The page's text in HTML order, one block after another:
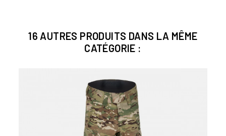
16 AUTRES PRODUITS DANS LA MÊME
CATÉGORIE :